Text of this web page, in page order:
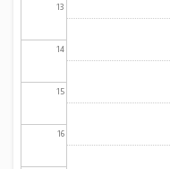
13
14
15
16